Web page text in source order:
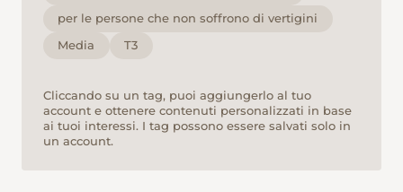
per le persone che non soffrono di vertigini
Media
T3
Cliccando su un tag, puoi aggiungerlo al tuo
account e ottenere contenuti personalizzati in base
ai tuoi interessi. I tag possono essere salvati solo in
un account.